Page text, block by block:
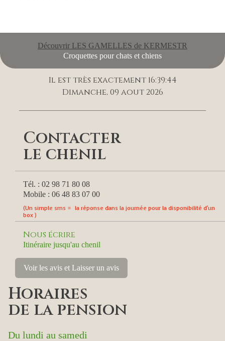
Découvrir LES GAMELLES de KERMESTR
Croquettes pour chats et chiens
Il est très exactement 16:39:44
Dimanche, 09 aout 2026
Contacter
le chenil
Tél. : 02 98 71 80 08
Mobile : 06 48 83 07 00
(Un simple sms = la réponse dans la journée pour la disponibilité d'un
box )
Nous écrire
Itinéraire jusqu'au chenil
Voir les avis et Laisser un avis
Horaires
de la pension
Du lundi au samedi